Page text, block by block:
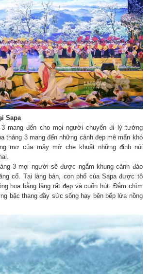
Sapa
3 mang đến cho mọi người chuyến đi lý tưởng
tháng 3 mang đến những cảnh đẹp mê mẩn khó
mơ của mây mờ che khuất những đỉnh núi
3 mọi người sẽ được ngắm khung cảnh đào
cổ. Tại làng bản, con phố của Sapa được tô
hoa bằng lăng rất đẹp và cuốn hút. Đắm chìm
bậc thang đầy sức sống hay bên bếp lửa nồng